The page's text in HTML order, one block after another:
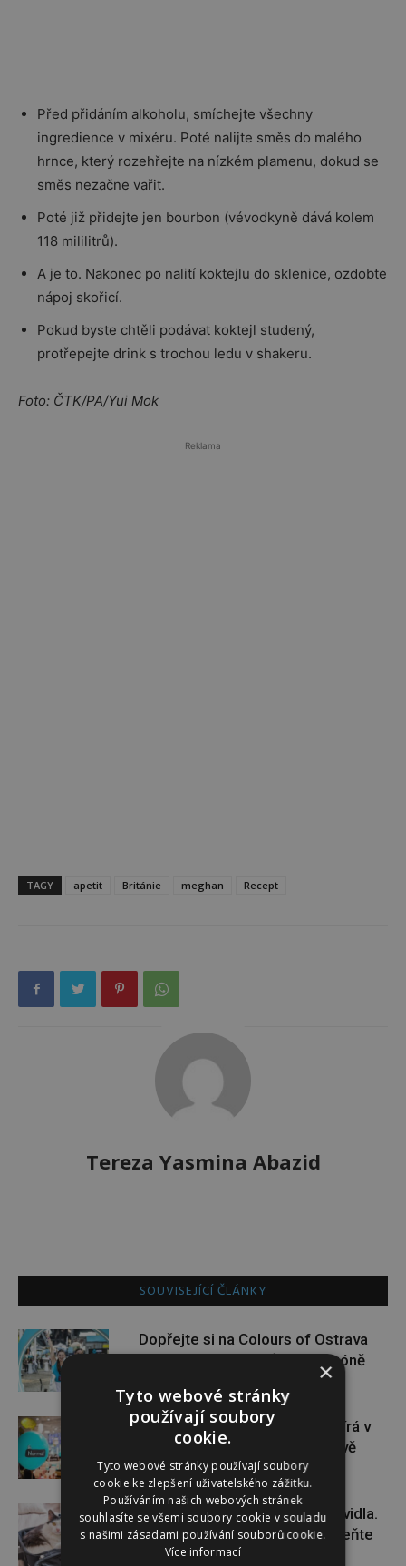
Před přidáním alkoholu, smíchejte všechny
ingredience v mixéru. Poté nalijte směs do malého
hrnce, který rozehřejte na nízkém plamenu, dokud se
směs nezačne vařit.
Poté již přidejte jen bourbon (vévodkyně dává kolem
118 mililitrů).
A je to. Nakonec po nalití koktejlu do sklenice, ozdobte
nápoj skořicí.
Pokud byste chtěli podávat koktejl studený,
protřepejte drink s trochou ledu v shakeru.
Foto: ČTK/PA/Yui Mok
Reklama
TAGY apetit Británie meghan Recept
Tereza Yasmina Abazid
SOUVISEJÍCÍ ČLÁNKY
Dopřejte si na Colours of Ostrava
pauzu plnou zážitků v IQOS zóně
Dánský řetězec NORMAL otevírá v
České republice své první dvě
prodejny
Cestování s kočkou má svá pravidla.
Tohle před dovolenou nepodceňte
×
Tyto webové stránky
používají soubory
cookie.
Tyto webové stránky používají soubory
cookie ke zlepšení uživatelského zážitku.
Používáním našich webových stránek
souhlasíte se všemi soubory cookie v souladu
s našimi zásadami používání souborů cookie.
Více informací